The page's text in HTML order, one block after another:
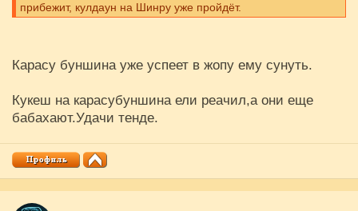
прибежит, кулдаун на Шинру уже пройдёт.
Карасу буншина уже успеет в жопу ему сунуть.
Кукеш на карасубуншина ели реачил,а они еще
бабахают.Удачи тенде.